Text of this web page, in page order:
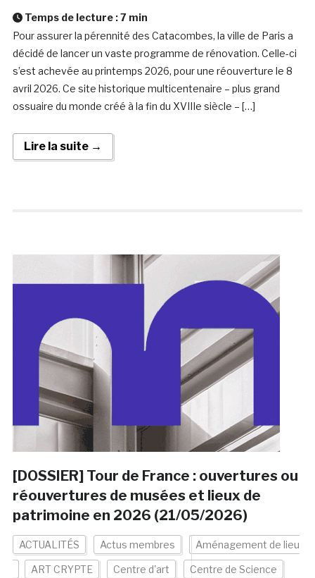
Temps de lecture :7 min
Pour assurer la pérennité des Catacombes, la ville de Paris a
décidé de lancer un vaste programme de rénovation. Celle-ci
s’est achevée au printemps 2026, pour une réouverture le 8
avril 2026. Ce site historique multicentenaire – plus grand
ossuaire du monde créé à la fin du XVIIIe siècle – […]
Lire la suite →
[DOSSIER] Tour de France : ouvertures ou
réouvertures de musées et lieux de
patrimoine en 2026 (21/05/2026)
ACTUALITÉS Actus membres Aménagement de lieu
ART CRYPTE Centre d'art Centre de Science